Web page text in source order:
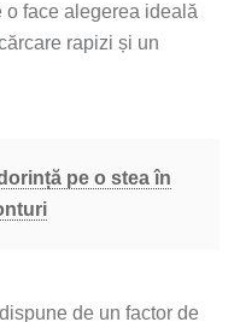
o face alegerea ideală
rapizi și un
pe o stea în
de un factor de